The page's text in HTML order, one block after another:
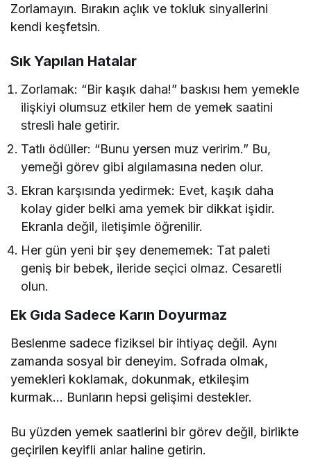
Zorlamayın. Bırakın açlık ve tokluk sinyallerini
kendi keşfetsin.
Sık Yapılan Hatalar
Zorlamak: “Bir kaşık daha!” baskısı hem yemekle
ilişkiyi olumsuz etkiler hem de yemek saatini
stresli hale getirir.
Tatlı ödüller: “Bunu yersen muz veririm.” Bu,
yemeği görev gibi algılamasına neden olur.
Ekran karşısında yedirmek: Evet, kaşık daha
kolay gider belki ama yemek bir dikkat işidir.
Ekranla değil, iletişimle öğrenilir.
Her gün yeni bir şey denememek: Tat paleti
geniş bir bebek, ileride seçici olmaz. Cesaretli
olun.
Ek Gıda Sadece Karın Doyurmaz
Beslenme sadece fiziksel bir ihtiyaç değil. Aynı
zamanda sosyal bir deneyim. Sofrada olmak,
yemekleri koklamak, dokunmak, etkileşim
kurmak… Bunların hepsi gelişimi destekler.
Bu yüzden yemek saatlerini bir görev değil, birlikte
geçirilen keyifli anlar haline getirin.